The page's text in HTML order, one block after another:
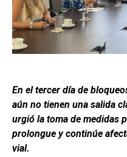
En el tercer día de
aún no tienen una salida
urgió la toma de medidas
prolongue y continúe
vial.